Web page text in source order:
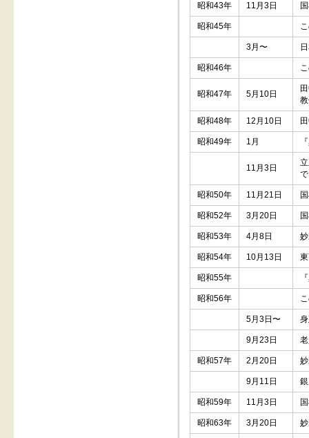
昭和43年 11月3日
昭和45年
3月〜
昭和46年
昭和47年 5月10日
昭和48年 12月10日
昭和49年 1月
11月3日
昭和50年 11月21日
昭和52年 3月20日
昭和53年 4月8日
昭和54年 10月13日
昭和55年
昭和56年
5月3日〜
9月23日
昭和57年 2月20日
9月11日
昭和59年 11月3日
昭和63年 3月20日